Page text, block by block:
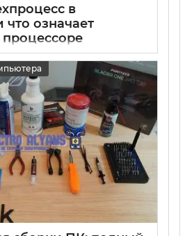
в
что означает
процессоре